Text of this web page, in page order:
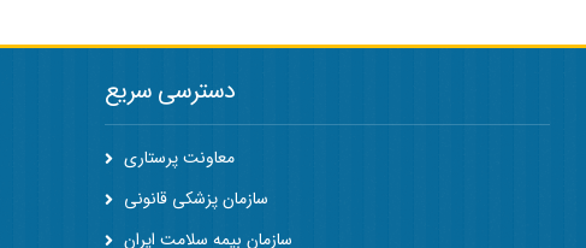
دسترسی سریع
معاونت پرستاری
سازمان پزشکی قانونی
سازمان بیمه سلامت ایران